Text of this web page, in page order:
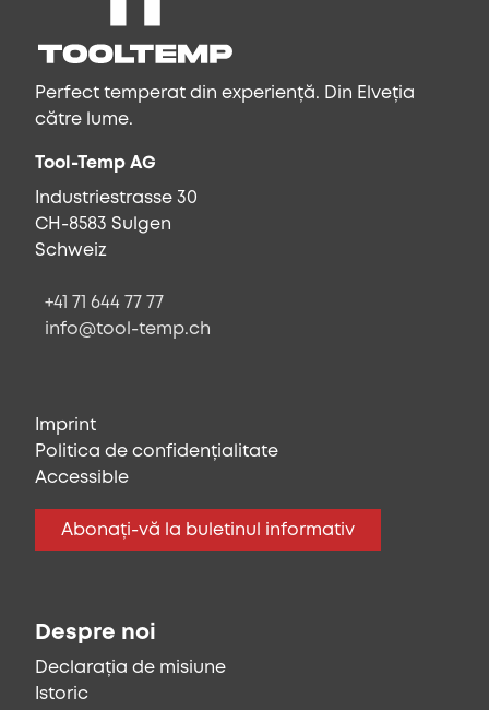
Perfect temperat din experiență. Din Elveția
către lume.
Tool-Temp AG
Industriestrasse 30
CH-8583 Sulgen
Schweiz
+41 71 644 77 77
info@tool-temp.ch
Imprint
Politica de confidențialitate
Accessible
Abonați-vă la buletinul informativ
Despre noi
Declarația de misiune
Istoric